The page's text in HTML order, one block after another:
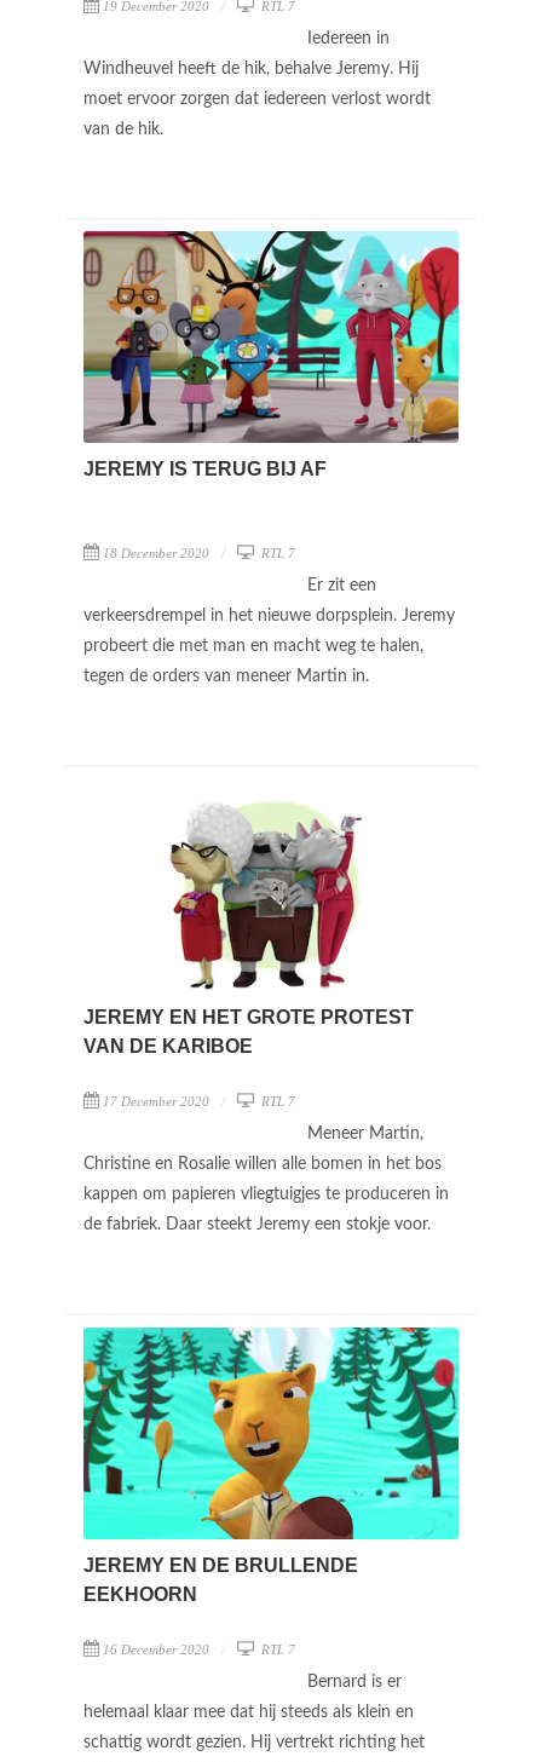
19 December 2020 RTL 7
Iedereen in
Windheuvel heeft de hik, behalve Jeremy. Hij
moet ervoor zorgen dat iedereen verlost wordt
van de hik.
JEREMY IS TERUG BIJ AF
18 December 2020 RTL 7
Er zit een
verkeersdrempel in het nieuwe dorpsplein. Jeremy
probeert die met man en macht weg te halen,
tegen de orders van meneer Martin in.
JEREMY EN HET GROTE PROTEST
VAN DE KARIBOE
17 December 2020 RTL 7
Meneer Martin,
Christine en Rosalie willen alle bomen in het bos
kappen om papieren vliegtuigjes te produceren in
de fabriek. Daar steekt Jeremy een stokje voor.
JEREMY EN DE BRULLENDE
EEKHOORN
16 December 2020 RTL 7
Bernard is er
helemaal klaar mee dat hij steeds als klein en
schattig wordt gezien. Hij vertrekt richting het